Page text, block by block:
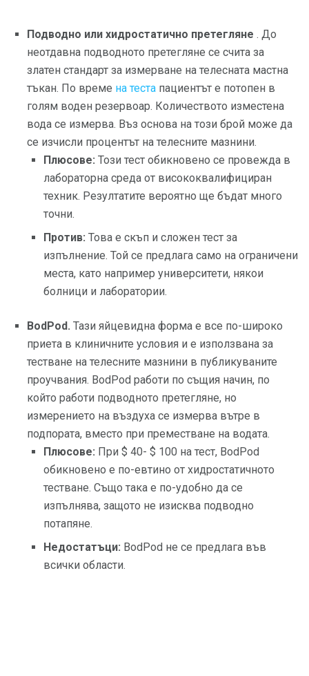
Подводно или хидростатично претегляне . До
неотдавна подводното претегляне се счита за
златен стандарт за измерване на телесната мастна
тъкан. По време на теста пациентът е потопен в
голям воден резервоар. Количеството изместена
вода се измерва. Въз основа на този брой може да
се изчисли процентът на телесните мазнини.
Плюсове: Този тест обикновено се провежда в
лабораторна среда от висококвалифициран
техник. Резултатите вероятно ще бъдат много
точни.
Против: Това е скъп и сложен тест за
изпълнение. Той се предлага само на ограничени
места, като например университети, някои
болници и лаборатории.
BodPod. Тази яйцевидна форма е все по-широко
приета в клиничните условия и е използвана за
тестване на телесните мазнини в публикуваните
проучвания. BodPod работи по същия начин, по
който работи подводното претегляне, но
измерението на въздуха се измерва вътре в
подпората, вместо при преместване на водата.
Плюсове: При $ 40- $ 100 на тест, BodPod
обикновено е по-евтино от хидростатичното
тестване. Също така е по-удобно да се
изпълнява, защото не изисква подводно
потапяне.
Недостатъци: BodPod не се предлага във
всички области.